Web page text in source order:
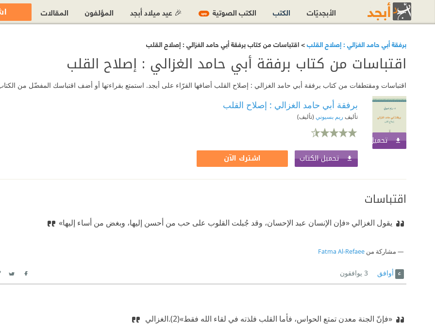
برفقة أبي حامد الغزالي : إصلاح القلب> اقتباسات من كتاب برفقة أبي حامد الغزالي : إصلاح القلب
اقتباسات من كتاب برفقة أبي حامد الغزالي : إصلاح القلب
اقتباسات ومقتطفات من كتاب برفقة أبي حامد الغزالي : إصلاح القلب أضافها القرّاء على أبجد. استمتع بقراءتها أو أضف اقتباسك المفضّل من
تحميل الكتاب اشترك الآن
برفقة أبي حامد الغزالي : إصلاح القلب
تأليف ريم بسيوني (تأليف)
تحميل الكتاب اشترك الآن
اقتباسات
يقول الغزالي «فإن الإنسان عبد الإحسان، وقد جُبلت القلوب على حب من أحسن إليها، وبغض من أساء إليها»
مشاركة منFatma Al-Refaee
أوافق 3 يوافقون
«فإنّ الجنة معدن تمتع الحواس، فأما القلب فلذته في لقاء الله فقط»(2). ‫‏الغزالي ‏
الأبجديّات الكتب الكتب الصوتية جديد 🎉 عيد ميلاد أبجد المؤلفون المقالات